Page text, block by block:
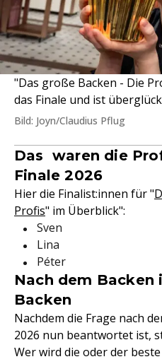
"Das große Backen - Die
das Finale und ist
Bild: Joyn/Claudius Pflug
Das waren die
Finale 2026
Hier die Finalist:innen für "
Profis" im Überblick":
Sven
Lina
Péter
Nach dem Backen
Backen
Nachdem die Frage nach
2026 nun beantwortet ist,
Wer wird die oder der